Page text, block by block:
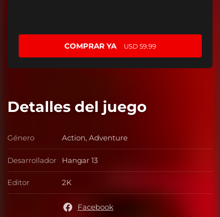
COMPRAR YA USD 59.99
Detalles del juego
Género Género
Action, Adventure
Desarrollador Desarrollador
Hangar 13
Editor Editor
2K
Facebook